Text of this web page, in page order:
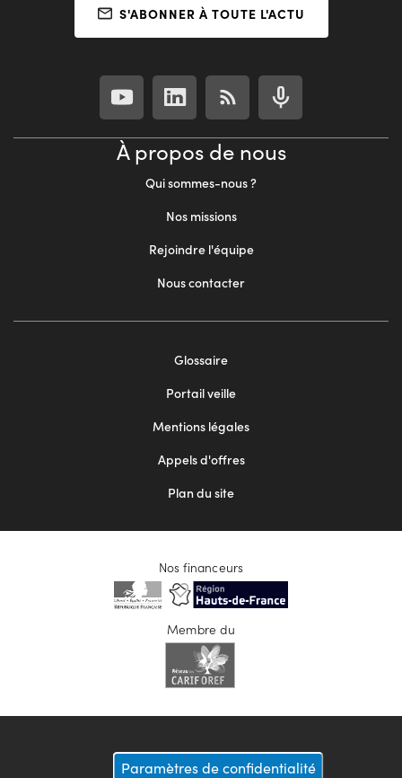
S'ABONNER À TOUTE L'ACTU
À propos de nous
Qui sommes-nous ?
Nos missions
Rejoindre l'équipe
Nous contacter
Glossaire
Portail veille
Mentions légales
Appels d'offres
Plan du site
Nos financeurs
Membre du
Paramètres de confidentialité